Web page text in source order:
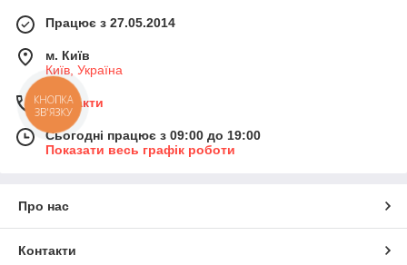
Працює з 27.05.2014
м. Київ
Київ, Україна
Контакти
Сьогодні працює з 09:00 до 19:00
Показати весь графік роботи
Про нас
Контакти
КНОПКА
ЗВ'ЯЗКУ